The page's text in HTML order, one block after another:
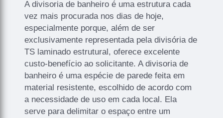
A divisoria de banheiro é uma estrutura cada
vez mais procurada nos dias de hoje,
especialmente porque, além de ser
exclusivamente representada pela divisória de
TS laminado estrutural, oferece excelente
custo-benefício ao solicitante. A divisoria de
banheiro é uma espécie de parede feita em
material resistente, escolhido de acordo com
a necessidade de uso em cada local. Ela
serve para delimitar o espaço entre um